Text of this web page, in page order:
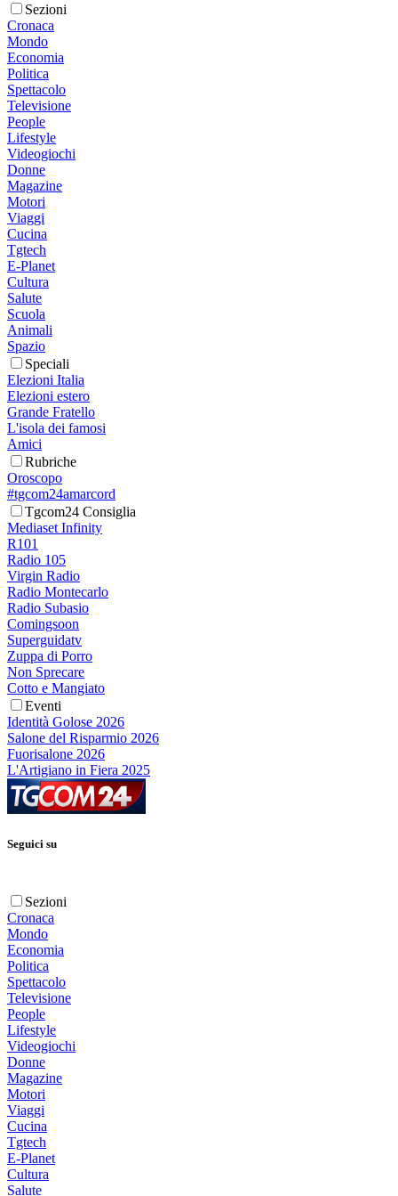
Sezioni
Cronaca
Mondo
Economia
Politica
Spettacolo
Televisione
People
Lifestyle
Videogiochi
Donne
Magazine
Motori
Viaggi
Cucina
Tgtech
E-Planet
Cultura
Salute
Scuola
Animali
Spazio
Speciali
Elezioni Italia
Elezioni estero
Grande Fratello
L'isola dei famosi
Amici
Rubriche
Oroscopo
#tgcom24amarcord
Tgcom24 Consiglia
Mediaset Infinity
R101
Radio 105
Virgin Radio
Radio Montecarlo
Radio Subasio
Comingsoon
Superguidatv
Zuppa di Porro
Non Sprecare
Cotto e Mangiato
Eventi
Identità Golose 2026
Salone del Risparmio 2026
Fuorisalone 2026
L'Artigiano in Fiera 2025
Seguici su
Sezioni
Cronaca
Mondo
Economia
Politica
Spettacolo
Televisione
People
Lifestyle
Videogiochi
Donne
Magazine
Motori
Viaggi
Cucina
Tgtech
E-Planet
Cultura
Salute